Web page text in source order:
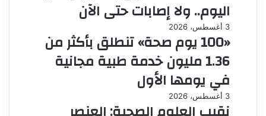
اليوم.. ولا إصابات حتى الآن
3 أغسطس، 2026
«100 يوم صحة» تنطلق بأكثر من
1.36 مليون خدمة طبية مجانية
في يومها الأول
3 أغسطس، 2026